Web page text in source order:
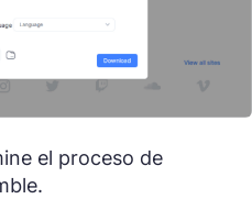
el proceso de